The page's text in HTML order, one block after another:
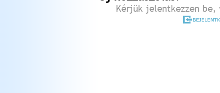
Kérjük jelentkezzen be,